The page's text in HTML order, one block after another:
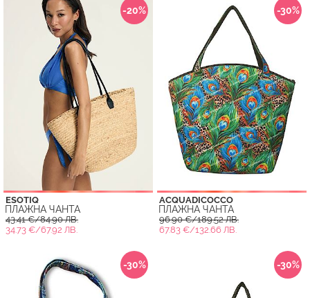
-20%
ESOTIQ
ПЛАЖНА ЧАНТА
43.41 €/84.90 ЛВ.
34.73 €/67.92 ЛВ.
-30%
ACQUADICOCCO
ПЛАЖНА ЧАНТА
96.90 €/189.52 ЛВ.
67.83 €/132.66 ЛВ.
-30% -30%